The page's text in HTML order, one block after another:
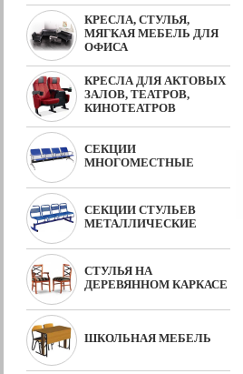
КРЕСЛА, СТУЛЬЯ,
МЯГКАЯ МЕБЕЛЬ ДЛЯ
ОФИСА
КРЕСЛА ДЛЯ АКТОВЫХ
ЗАЛОВ, ТЕАТРОВ,
КИНОТЕАТРОВ
СЕКЦИИ
МНОГОМЕСТНЫЕ
СЕКЦИИ СТУЛЬЕВ
МЕТАЛЛИЧЕСКИЕ
СТУЛЬЯ НА
ДЕРЕВЯННОМ КАРКАСЕ
ШКОЛЬНАЯ МЕБЕЛЬ